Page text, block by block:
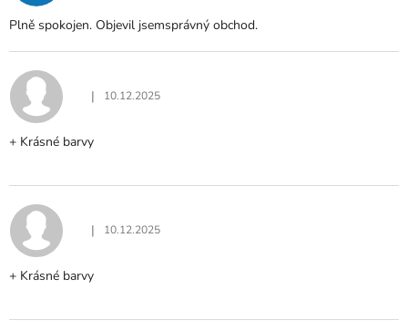
Plně spokojen. Objevil jsemsprávný obchod.
Hodnocení produktu je 5 z 5 hvězdiček.
| 10.12.2025
+ Krásné barvy
Hodnocení produktu je 5 z 5 hvězdiček.
| 10.12.2025
+ Krásné barvy